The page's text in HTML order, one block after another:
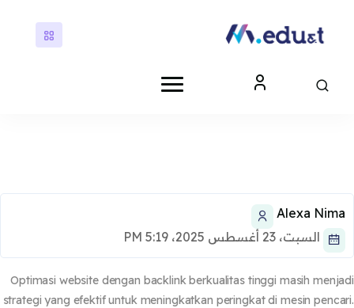
Alexa
السبت، 23 أغسطس 2025، 5:19 PM
Optimasi website dengan backlink berkualitas tinggi masih
strategi yang efektif untuk meningkatkan peringkat di mesin